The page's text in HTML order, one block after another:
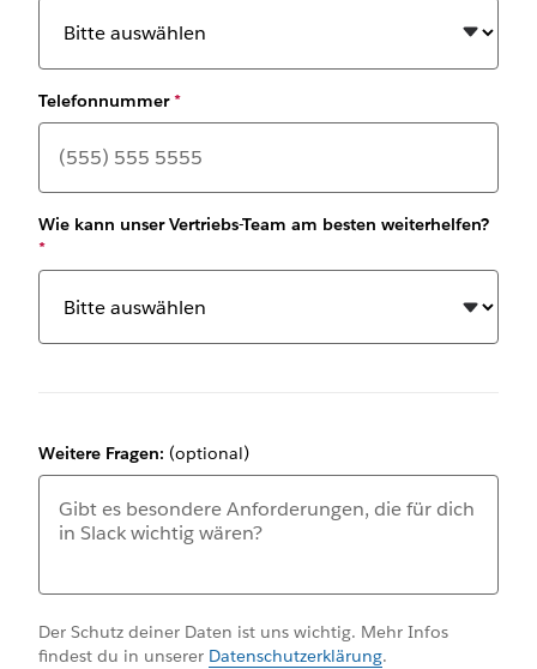
Telefonnummer*
Wie kann unser Vertriebs-Team am besten weiterhelfen?
*
Weitere Fragen: (optional)
Der Schutz deiner Daten ist uns wichtig. Mehr Infos
findest du in unserer Datenschutzerklärung.